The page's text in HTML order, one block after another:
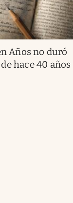
Años no duró
hace 40 años